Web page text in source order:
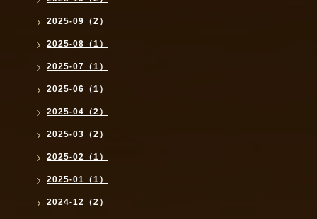
2025-09（2）
2025-08（1）
2025-07（1）
2025-06（1）
2025-04（2）
2025-03（2）
2025-02（1）
2025-01（1）
2024-12（2）